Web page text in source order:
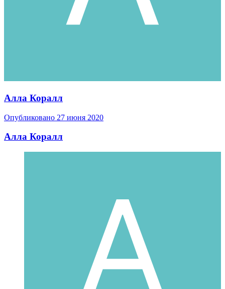
Алла Коралл
Опубликовано 27 июня 2020
Алла Коралл